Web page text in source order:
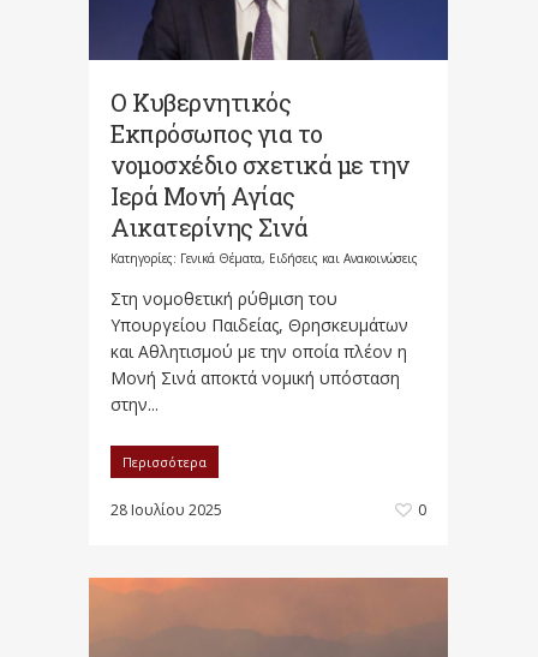
Ο Κυβερνητικός
Εκπρόσωπος για το
νομοσχέδιο σχετικά με την
Ιερά Μονή Αγίας
Αικατερίνης Σινά
Κατηγορίες: Γενικά Θέματα, Ειδήσεις και Ανακοινώσεις
Στη νομοθετική ρύθμιση του
Υπουργείου Παιδείας, Θρησκευμάτων
και Αθλητισμού με την οποία πλέον η
Μονή Σινά αποκτά νομική υπόσταση
στην...
Περισσότερα
28 Ιουλίου 2025 0